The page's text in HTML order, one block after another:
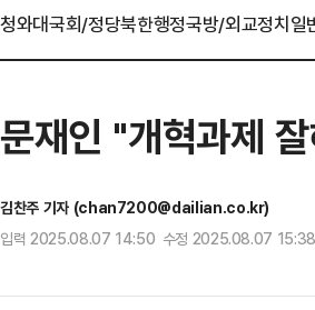
청와대국회/정당북한행정국방/외교정치일
문재인 "개혁과제
김찬주 기자 (chan7200@dailian.co.kr)
입력 2025.08.07 14:50 수정 2025.08.07 15:38